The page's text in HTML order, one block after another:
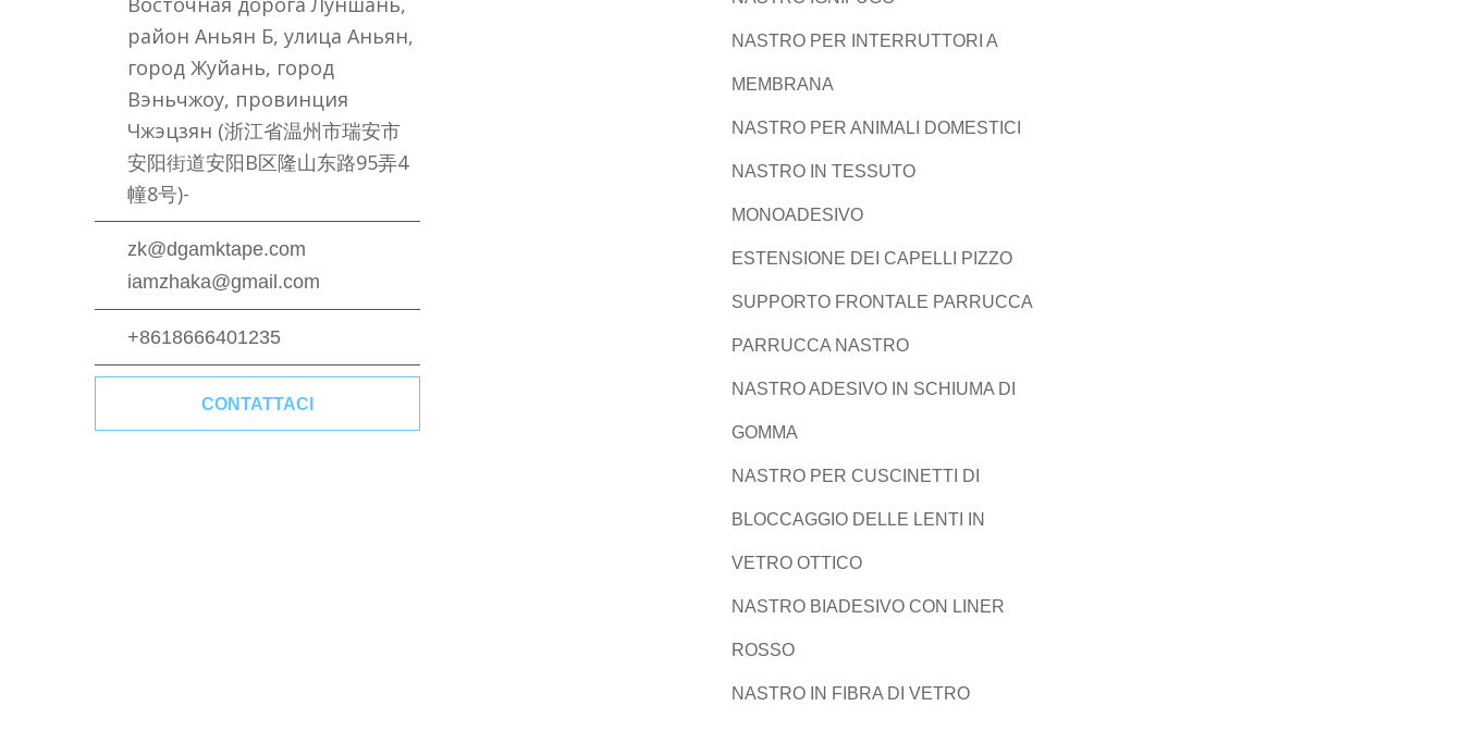
район Аньян Б, улица Аньян,
город Жуйань, город
Вэньчжоу, провинция
Чжэцзян (浙江省温州市瑞安市
安阳街道安阳B区隆山东路95弄4
幢8号)-
zk@dgamktape.com
iamzhaka@gmail.com
+8618666401235
CONTATTACI
NASTRO PER INTERRUTTORI A
MEMBRANA
NASTRO PER ANIMALI DOMESTICI
NASTRO IN TESSUTO
MONOADESIVO
ESTENSIONE DEI CAPELLI PIZZO
SUPPORTO FRONTALE PARRUCCA
PARRUCCA NASTRO
NASTRO ADESIVO IN SCHIUMA DI
GOMMA
NASTRO PER CUSCINETTI DI
BLOCCAGGIO DELLE LENTI IN
VETRO OTTICO
NASTRO BIADESIVO CON LINER
ROSSO
NASTRO IN FIBRA DI VETRO